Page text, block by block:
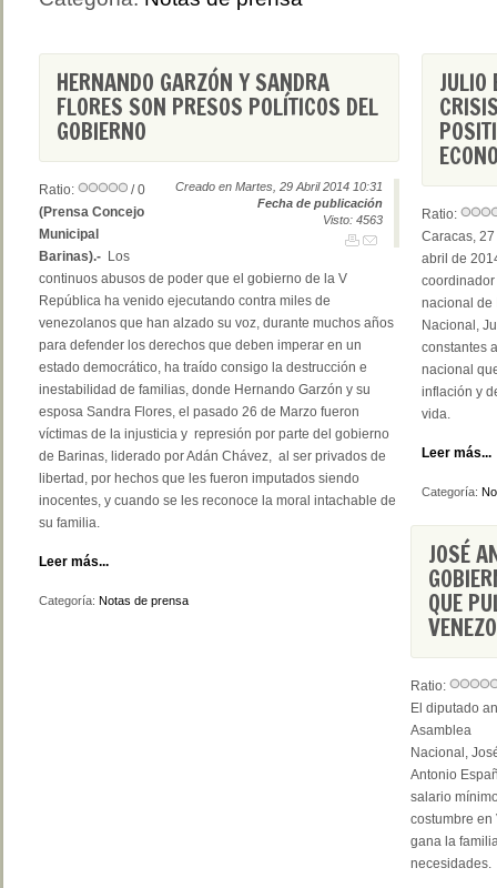
HERNANDO GARZÓN Y SANDRA
FLORES SON PRESOS POLÍTICOS DEL
GOBIERNO
Creado en Martes, 29 Abril 2014 10:31
Fecha de publicación
Visto: 4563
Ratio:
/ 0
(Prensa Concejo
Municipal
Barinas).- Los
continuos abusos de poder que el gobierno de la V
República ha venido ejecutando contra miles de
venezolanos que han alzado su voz, durante muchos años
para defender los derechos que deben imperar en un
estado democrático, ha traído consigo la destrucción e
inestabilidad de familias, donde Hernando Garzón y su
esposa Sandra Flores, el pasado 26 de Marzo fueron
víctimas de la injusticia y represión por parte del gobierno
de Barinas, liderado por Adán Chávez, al ser privados de
libertad, por hechos que les fueron imputados siendo
inocentes, y cuando se les reconoce la moral intachable de
su familia.
Leer más...
Categoría: Notas de prensa
JULIO
Ratio:
Caracas,
abril de
coordinador
nacional de
Nacional,
constantes
nacional
inflación y
vida.
Leer más...
Categoría:
JOSÉ
QUE
Ratio:
El diputado
Asamblea
Nacional,
Antonio
salario
costumbre
gana la
necesidades.